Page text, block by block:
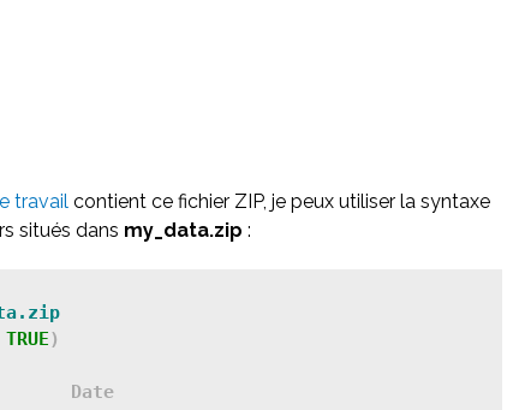
travail contient ce fichier ZIP, je peux utiliser la syntaxe
situés dans my_data.zip :
TRUE)
Date